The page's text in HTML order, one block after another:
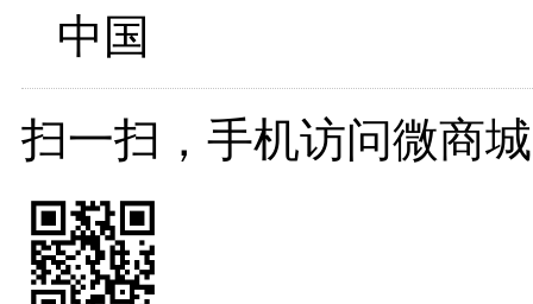
中国
扫一扫，手机访问微商城